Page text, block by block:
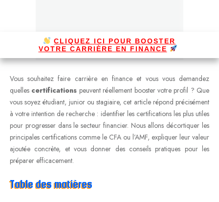
CLIQUEZ ICI POUR BOOSTER
VOTRE CARRIÈRE EN FINANCE
Vous souhaitez faire carrière en finance et vous vous demandez
quelles certifications peuvent réellement booster votre profil ? Que
vous soyez étudiant, junior ou stagiaire, cet article répond précisément
à votre intention de recherche : identifier les certifications les plus utiles
pour progresser dans le secteur financier. Nous allons décortiquer les
principales certifications comme le CFA ou l’AMF, expliquer leur valeur
ajoutée concrète, et vous donner des conseils pratiques pour les
préparer efficacement.
Table des matières